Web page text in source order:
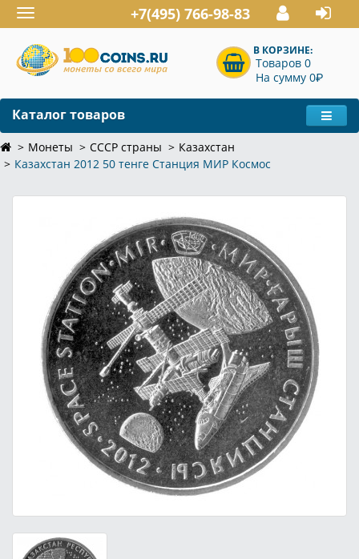
Toggle
navigation
+7(495) 766-98-83
В КОРЗИНЕ:
Товаров 0
На сумму 0P
Каталог товаров
Монеты СССР страны
Казахстан
Казахстан 2012 50 тенге Станция МИР Космос